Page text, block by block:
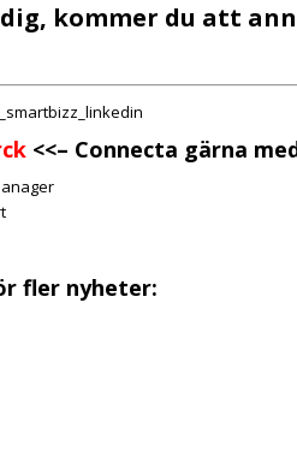
kommer du att
<<– Connecta gärna
fler nyheter: